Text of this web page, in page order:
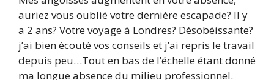
auriez vous oublié votre dernière escapade? Il y
a 2 ans? Votre voyage à Londres? Désobéissante?
j’ai bien écouté vos conseils et j’ai repris le travail
depuis peu…Tout en bas de l’échelle étant donné
ma longue absence du milieu professionnel.